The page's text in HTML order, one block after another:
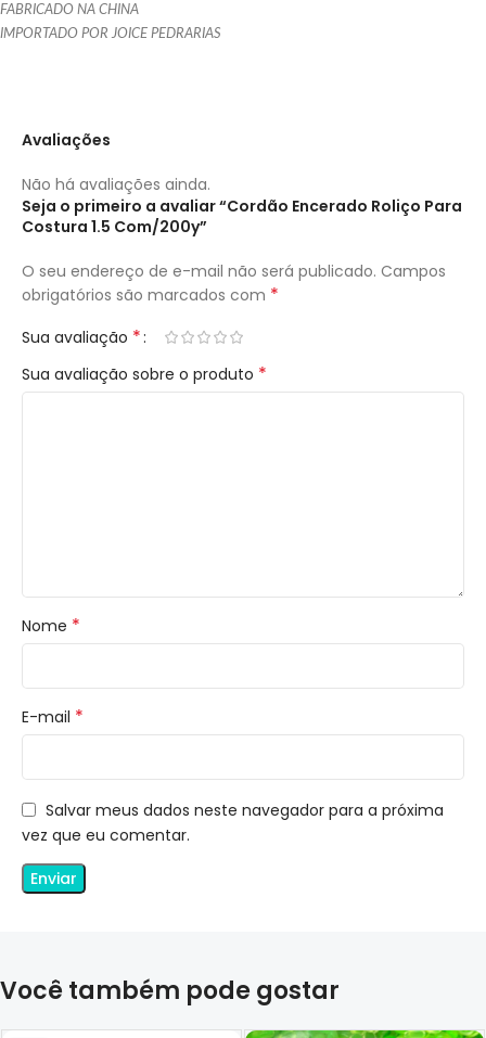
FABRICADO NA CHINA
IMPORTADO POR JOICE PEDRARIAS
Avaliações
Não há avaliações ainda.
Seja o primeiro a avaliar “Cordão Encerado Roliço Para
Costura 1.5 Com/200y”
O seu endereço de e-mail não será publicado. Campos
obrigatórios são marcados com *
Sua avaliação *
Sua avaliação sobre o produto *
Nome *
E-mail *
Salvar meus dados neste navegador para a próxima
vez que eu comentar.
Você também pode gostar